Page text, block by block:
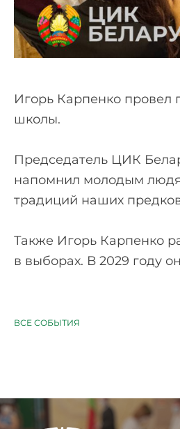
Игорь Карпенко провел
школы.
Председатель ЦИК
напомнил молодым
традиций наших
Также Игорь Карпенко
в выборах. В 2029 году
ВСЕ СОБЫТИЯ